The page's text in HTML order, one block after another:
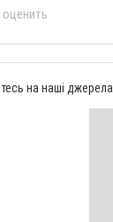
на наші джерела